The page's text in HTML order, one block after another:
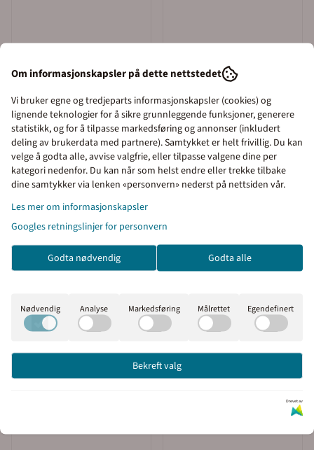
Priser inkl. eller ekskl.
mva
I denne butikken kan du
velge om du vil se prisene
med eller uten moms.
Om informasjonskapsler på dette nettstedet
Vi bruker egne og tredjeparts informasjonskapsler (cookies) og
lignende teknologier for å sikre grunnleggende funksjoner, generere
statistikk, og for å tilpasse markedsføring og annonser (inkludert
deling av brukerdata med partnere). Samtykket er helt frivillig. Du kan
velge å godta alle, avvise valgfrie, eller tilpasse valgene dine per
kategori nedenfor. Du kan når som helst endre eller trekke tilbake
dine samtykker via lenken «personvern» nederst på nettsiden vår.
Les mer om informasjonskapsler
Googles retningslinjer for personvern
Godta nødvendig Godta alle
Nødvendig Analyse Markedsføring Målrettet Egendefinert
Bekreft valg
Drevet av